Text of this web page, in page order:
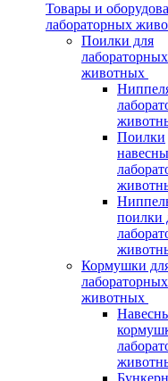
Товары и
лабораторных
Поилки для
лабораторных
животных
Поилки
поилки
Кормушки
лабораторных
животных